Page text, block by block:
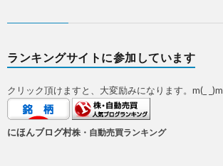
ランキングサイトに参加しています
クリック頂けますと、大変励みになります。m(_ _)m
にほんブログ村株・自動売買ランキング